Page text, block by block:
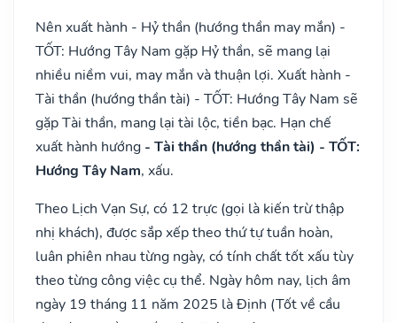
Nên xuất hành - Hỷ thần (hướng thần may mắn) -
TỐT: Hướng Tây Nam gặp Hỷ thần, sẽ mang lại
nhiều niềm vui, may mắn và thuận lợi. Xuất hành -
Tài thần (hướng thần tài) - TỐT: Hướng Tây Nam sẽ
gặp Tài thần, mang lại tài lộc, tiền bạc. Hạn chế
xuất hành hướng - Tài thần (hướng thần tài) - TỐT:
Hướng Tây Nam, xấu.
Theo Lịch Vạn Sự, có 12 trực (gọi là kiến trừ thập
nhị khách), được sắp xếp theo thứ tự tuần hoàn,
luân phiên nhau từng ngày, có tính chất tốt xấu tùy
theo từng công việc cụ thể. Ngày hôm nay, lịch âm
ngày 19 tháng 11 năm 2025 là Định (Tốt về cầu